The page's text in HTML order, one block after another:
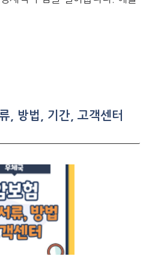
, 방법, 기간, 고객센터